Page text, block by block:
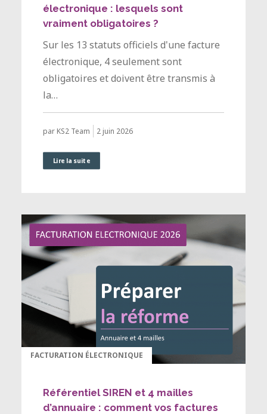
électronique : lesquels sont
vraiment obligatoires ?
Sur les 13 statuts officiels d'une facture
électronique, 4 seulement sont
obligatoires et doivent être transmis à
la…
par KS2 Team 2 juin 2026
Lire la suite
FACTURATION ÉLECTRONIQUE
Référentiel SIREN et 4 mailles
d’annuaire : comment vos factures